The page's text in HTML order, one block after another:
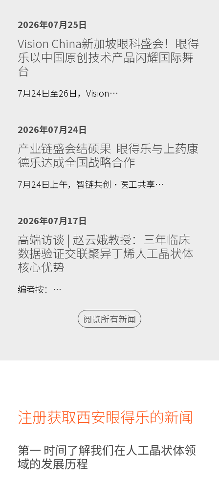
2026年07月25日
Vision China新加坡眼科盛会！眼得
乐以中国原创技术产品闪耀国际舞
台
7月24日至26日，Vision…
2026年07月24日
产业链盛会结硕果 眼得乐与上药康
德乐达成全国战略合作
7月24日上午，智链共创·医工共享…
2026年07月17日
高端访谈 | 赵云娥教授：三年临床
数据验证交联聚异丁烯人工晶状体
核心优势
编者按：…
阅览所有新闻
注册获取西安眼得乐的新闻
第一 时间了解我们在人工晶状体领
域的发展历程